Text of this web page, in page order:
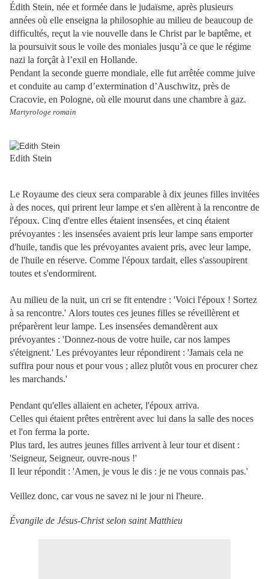
Édith Stein, née et formée dans le judaïsme, après plusieurs
années où elle enseigna la philosophie au milieu de beaucoup de
difficultés, reçut la vie nouvelle dans le Christ par le baptême, et
la poursuivit sous le voile des moniales jusqu’à ce que le régime
nazi la forçât à l’exil en Hollande.
Pendant la seconde guerre mondiale, elle fut arrêtée comme juive
et conduite au camp d’extermination d’Auschwitz, près de
Cracovie, en Pologne, où elle mourut dans une chambre à gaz.
Martyrologe romain
Edith Stein
Le Royaume des cieux sera comparable à dix jeunes filles invitées
à des noces, qui prirent leur lampe et s'en allèrent à la rencontre de
l'époux. Cinq d'entre elles étaient insensées, et cinq étaient
prévoyantes : les insensées avaient pris leur lampe sans emporter
d'huile, tandis que les prévoyantes avaient pris, avec leur lampe,
de l'huile en réserve. Comme l'époux tardait, elles s'assoupirent
toutes et s'endormirent.
Au milieu de la nuit, un cri se fit entendre : 'Voici l'époux ! Sortez
à sa rencontre.' Alors toutes ces jeunes filles se réveillèrent et
préparèrent leur lampe. Les insensées demandèrent aux
prévoyantes : 'Donnez-nous de votre huile, car nos lampes
s'éteignent.' Les prévoyantes leur répondirent : 'Jamais cela ne
suffira pour nous et pour vous ; allez plutôt vous en procurer chez
les marchands.'
Pendant qu'elles allaient en acheter, l'époux arriva.
Celles qui étaient prêtes entrèrent avec lui dans la salle des noces
et l'on ferma la porte.
Plus tard, les autres jeunes filles arrivent à leur tour et disent :
'Seigneur, Seigneur, ouvre-nous !'
Il leur répondit : 'Amen, je vous le dis : je ne vous connais pas.'
Veillez donc, car vous ne savez ni le jour ni l'heure.
Évangile de Jésus-Christ selon saint Matthieu